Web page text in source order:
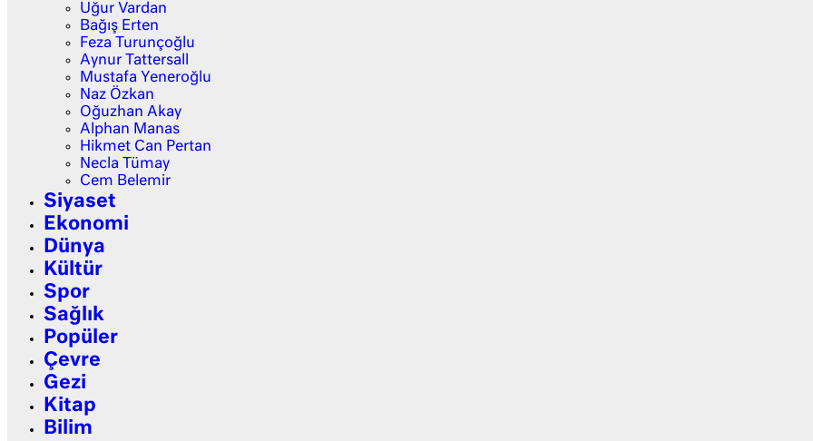
Uğur Vardan
Bağış Erten
Feza Turunçoğlu
Aynur Tattersall
Mustafa Yeneroğlu
Naz Özkan
Oğuzhan Akay
Alphan Manas
Hikmet Can Pertan
Necla Tümay
Cem Belemir
Siyaset
Ekonomi
Dünya
Kültür
Spor
Sağlık
Popüler
Çevre
Gezi
Kitap
Bilim